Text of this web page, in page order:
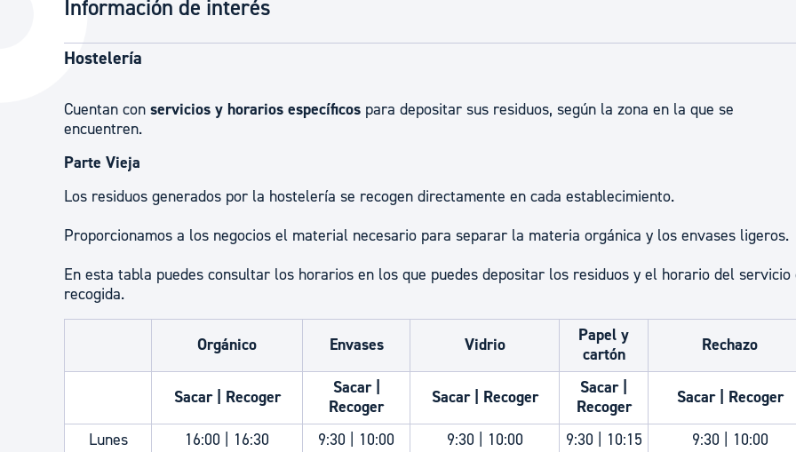
La ciudad
La ciudad ahora
La ciudad futura
Agenda cultural
Portal de transparencia
Información de interés
Hostelería
Cuentan con servicios y horarios específicos para depositar sus residuos, según la zona en la que se
encuentren.
Parte Vieja
Los residuos generados por la hostelería se recogen directamente en cada establecimiento.
Proporcionamos a los negocios el material necesario para separar la materia orgánica y los envases ligeros.
En esta tabla puedes consultar los horarios en los que puedes depositar los residuos y el horario del servicio
recogida.
Orgánico Envases Vidrio
Papel y
cartón
Rechazo
Sacar | Recoger
Sacar |
Recoger
Sacar | Recoger
Sacar |
Recoger
Sacar | Recoger
Lunes 16:00 | 16:30 9:30 | 10:00 9:30 | 10:00 9:30 | 10:15
9:30 | 10:00